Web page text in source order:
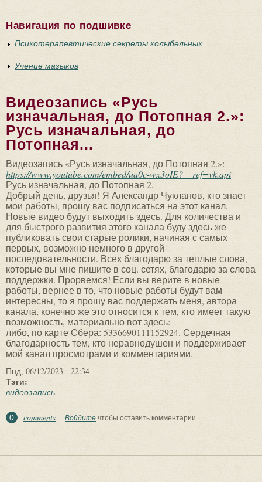
Навигация по подшивке
Психотерапевтические секреты колыбельных
Учение мазыков
Видеозапись «Русь
изначальная, до Потопная 2.»:
Русь изначальная, до
Потопная...
Видеозапись «Русь изначальная, до Потопная 2.»:
https://www.youtube.com/embed/ua0c-wx3oIE?__ref=vk.api
Русь изначальная, до Потопная 2.
Добрый день, друзья! Я Александр Чукланов, кто знает
мои работы, прошу вас подписаться на этот канал.
Новые видео будут выходить здесь. Для количества и
для быстрого развития этого канала буду здесь же
публиковать свои старые ролики, начиная с самых
первых, возможно немного в другой
последовательности. Всех благодарю за теплые слова,
которые вы мне пишите в соц. сетях, благодарю за слова
поддержки. Прорвемся! Если вы верите в новые
работы, вернее в то, что новые работы будут вам
интересны, то я прошу вас поддержать меня, автора
канала, конечно же это относится к тем, кто имеет такую
возможность, материально вот здесь:
либо, по карте Сбера: 5336690111152924. Сердечная
благодарность тем, кто неравнодушен и поддерживает
мой канал просмотрами и комментариями.
Пнд, 06/12/2023 - 22:34
Тэги:
видеозапись
0 comments Войдитечтобы оставить комментарии